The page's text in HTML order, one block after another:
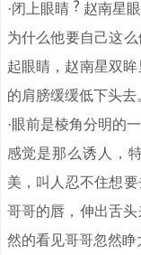
·闭上眼睛
赵南星
为什么他要自己这么
起眼睛，赵南星双
的肩膀缓缓低下头去
·眼前是棱角分明的
感觉是那么诱人，
美，叫人忍不住想要
哥哥的唇，伸出舌
然的看见哥哥忽然睁